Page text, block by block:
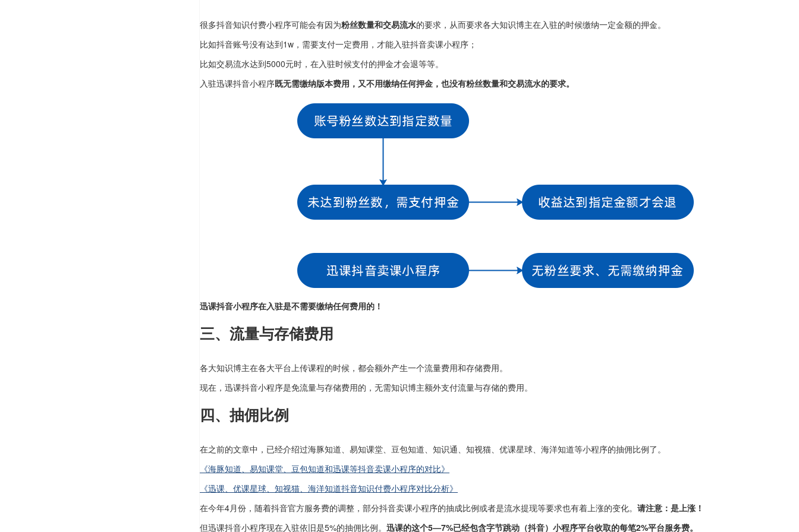
很多抖音知识付费小程序可能会有因为粉丝数量和交易流水的要求，从而要求各大知识博主在入驻的时候缴纳一定金额的押金。
比如抖音账号没有达到1w，需要支付一定费用，才能入驻抖音卖课小程序；
比如交易流水达到5000元时，在入驻时候支付的押金才会退等等。
入驻迅课抖音小程序既无需缴纳版本费用，又不用缴纳任何押金，也没有粉丝数量和交易流水的要求。
迅课抖音小程序在入驻是不需要缴纳任何费用的！
三、流量与存储费用
各大知识博主在各大平台上传课程的时候，都会额外产生一个流量费用和存储费用。
现在，迅课抖音小程序是免流量与存储费用的，无需知识博主额外支付流量与存储的费用。
四、抽佣比例
在之前的文章中，已经介绍过海豚知道、易知课堂、豆包知道、知识通、知视猫、优课星球、海洋知道等小程序的抽佣比例了。
《海豚知道、易知课堂、豆包知道和迅课等抖音卖课小程序的对比》
《迅课、优课星球、知视猫、海洋知道抖音知识付费小程序对比分析》
在今年4月份，随着抖音官方服务费的调整，部分抖音卖课小程序的抽成比例或者是流水提现等要求也有着上涨的变化。 请注意：是上涨！
但迅课抖音小程序现在入驻依旧是5%的抽佣比例。 迅课的这个5—7%已经包含字节跳动（抖音）小程序平台收取的每笔2%平台服务费。